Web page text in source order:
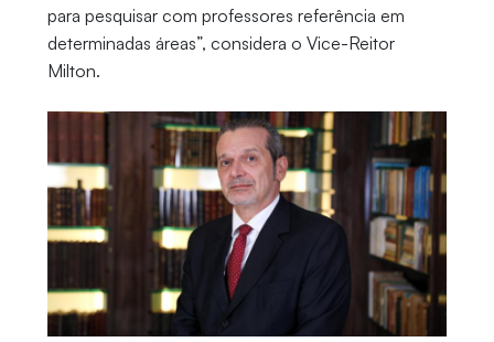
para pesquisar com professores referência em
determinadas áreas”, considera o Vice-Reitor
Milton.